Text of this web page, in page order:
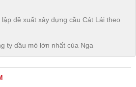
đề xuất xây dựng cầu Cát Lái theo
ty dầu mỏ lớn nhất của Nga